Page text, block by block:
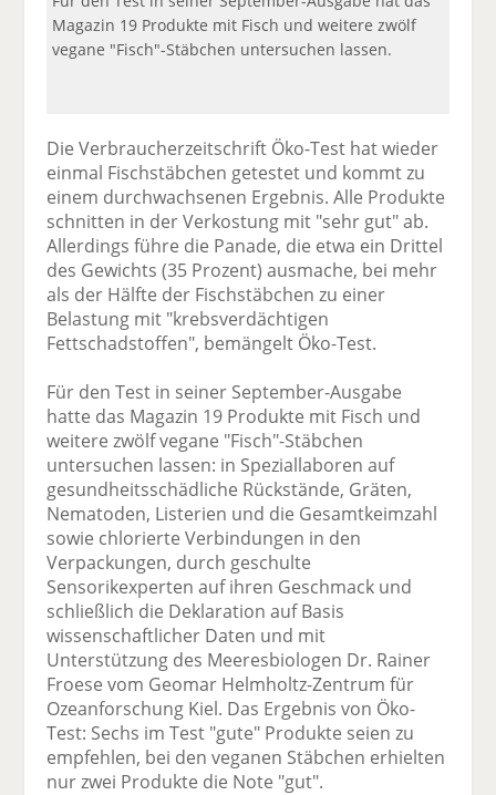
Magazin 19 Produkte mit Fisch und weitere zwölf
vegane "Fisch"-Stäbchen untersuchen lassen.
Die Verbraucherzeitschrift Öko-Test hat wieder
einmal Fischstäbchen getestet und kommt zu
einem durchwachsenen Ergebnis. Alle Produkte
schnitten in der Verkostung mit "sehr gut" ab.
Allerdings führe die Panade, die etwa ein Drittel
des Gewichts (35 Prozent) ausmache, bei mehr
als der Hälfte der Fischstäbchen zu einer
Belastung mit "krebsverdächtigen
Fettschadstoffen", bemängelt Öko-Test.
Für den Test in seiner September-Ausgabe
hatte das Magazin 19 Produkte mit Fisch und
weitere zwölf vegane "Fisch"-Stäbchen
untersuchen lassen: in Speziallaboren auf
gesundheitsschädliche Rückstände, Gräten,
Nematoden, Listerien und die Gesamtkeimzahl
sowie chlorierte Verbindungen in den
Verpackungen, durch geschulte
Sensorikexperten auf ihren Geschmack und
schließlich die Deklaration auf Basis
wissenschaftlicher Daten und mit
Unterstützung des Meeresbiologen Dr. Rainer
Froese vom Geomar Helmholtz-Zentrum für
Ozeanforschung Kiel. Das Ergebnis von Öko-
Test: Sechs im Test "gute" Produkte seien zu
empfehlen, bei den veganen Stäbchen erhielten
nur zwei Produkte die Note "gut".